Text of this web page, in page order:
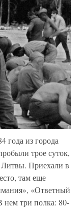
года из города
трое суток,
Литвы. Приехали в
там еще
«Ответный
три полка: 80-